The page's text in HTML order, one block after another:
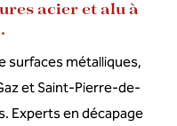
acier et alu à
surfaces métalliques,
et Saint-Pierre-de-
Experts en décapage